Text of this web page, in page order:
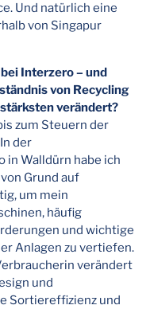
Und natürlich eine
von Singapur
Interzero – und
von Recycling
verändert?
zum Steuern der
der
in Walldürn habe ich
Grund auf
um mein
häufig
und wichtige
Anlagen zu vertiefen.
verändert
und
Sortiereffizienz und